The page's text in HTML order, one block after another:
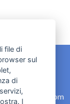
file di
sul
di
I